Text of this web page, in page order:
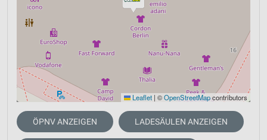
Leaflet | ©OpenStreetMapcontributors
ÖPNV ANZEIGEN LADESÄULEN ANZEIGEN